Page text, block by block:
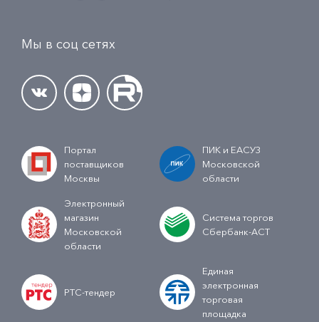
Мы в соц сетях
Портал
поставщиков
Москвы
ПИК и ЕАСУЗ
Московской
области
Электронный
магазин
Московской
области
Система торгов
Сбербанк-АСТ
РТС-тендер
Единая
электронная
торговая
площадка